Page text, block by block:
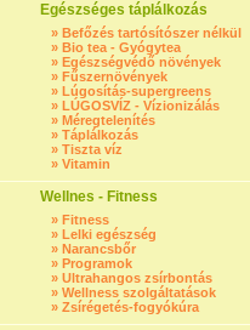
Egészséges táplálkozás
» Befőzés tartósítószer nélkül
» Bio tea - Gyógytea
» Egészségvédő növények
» Fűszernövények
» Lúgosítás-supergreens
» LÚGOSVÍZ - Vízionizálás
» Méregtelenítés
» Táplálkozás
» Tiszta víz
» Vitamin
Wellnes - Fitness
» Fitness
» Lelki egészség
» Narancsbőr
» Programok
» Ultrahangos zsírbontás
» Wellness szolgáltatások
» Zsírégetés-fogyókúra